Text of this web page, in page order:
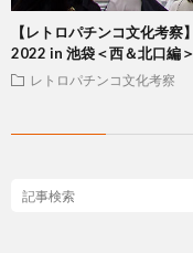
【レトロパチンコ文化考
2022 in 池袋＜西＆北口編＞
レトロパチンコ文化考察